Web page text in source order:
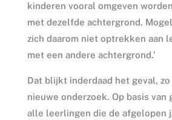
kinderen vooral omgeven
met dezelfde achtergrond.
zich daarom niet optrekken aan
met een andere achtergrond.’
Dat blijkt inderdaad het geval,
nieuwe onderzoek. Op basis van
alle leerlingen die de afgelopen